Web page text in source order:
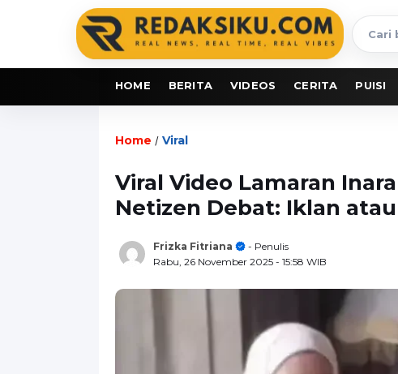
Cari
berita
HOME BERITA VIDEOS CERITA PUISI
Home / Viral
Viral Video Lamaran
Netizen Debat: Iklan
Frizka Fitriana
- Penulis
Rabu, 26 November 2025 - 15:58 WIB